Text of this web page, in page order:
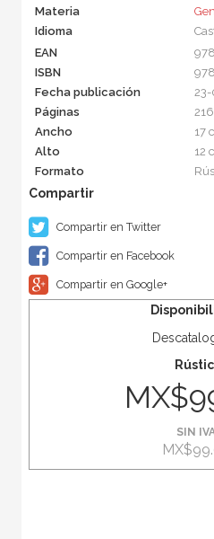
Materia
Idioma
EAN
ISBN
Fecha publicación
Páginas
216
Ancho
17
Alto
12
Formato
Compartir en Twitter
Compartir en Facebook
Compartir en Google+
SIN